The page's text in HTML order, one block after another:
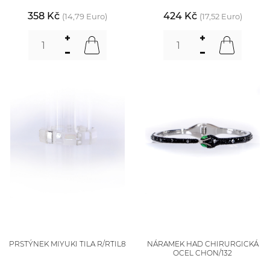
358 Kč (14,79 Euro) 424 Kč (17,52 Euro)
PRSTÝNEK MIYUKI TILA R/RTIL8
NÁRAMEK HAD CHIRURGICKÁ
OCEL CHON/132